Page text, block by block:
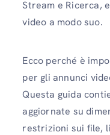
Stream e Ricerca,
video a modo suo.
Ecco perché è
per gli annunci
Questa guida
aggiornate su
restrizioni sui file,